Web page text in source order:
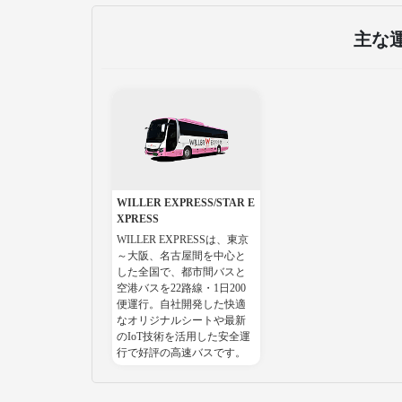
主な
WILLER EXPRESS/STAR E
XPRESS
WILLER EXPRESSは、東京
～大阪、名古屋間を中心と
した全国で、都市間バスと
空港バスを22路線・1日200
便運行。自社開発した快適
なオリジナルシートや最新
のIoT技術を活用した安全運
行で好評の高速バスです。